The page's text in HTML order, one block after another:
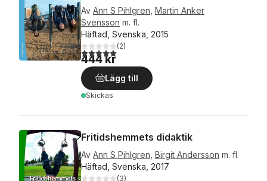
Av Ann S Pihlgren Martin Anker
Svensson m. fl.
Häftad, Svenska, 2015
5,0utav 5 stjärnor. Totalt antal röster:
(2)
444 kr
Lägg till
Skickas
Fritidshemmets didaktik
Av Ann S Pihlgren Birgit Andersson m. fl.
Häftad, Svenska, 2017
(3)